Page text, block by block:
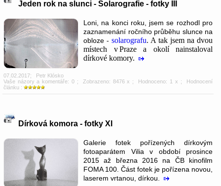
Jeden rok na slunci - Solarografie - fotky III
Loni, na konci roku, jsem se rozhodl pro
zaznamenání ročního průběhu slunce na
obloze - solarografu. A tak jsem na dvou
místech v Praze a okolí nainstaloval
dírkové komory.
07.02.2017; Petr Klósko
Vaše názory a komentáře: 0; Zobrazeno: 8476 x ; Hodnoceno: 1 x ; Hodnocení
článku :
Dírková komora - fotky XI
Galerie fotek pořízených dírkovým
fotoaparátem Vilia v období prosince
2015 až března 2016 na ČB kinofilm
FOMA 100. Část fotek je pořízena novou,
laserem vrtanou, dírkou.